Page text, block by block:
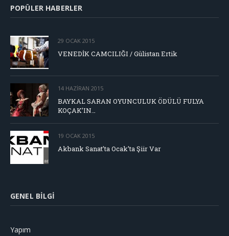
POPÜLER HABERLER
29 OCAK 2015
VENEDİK CAMCILIĞI / Gülistan Ertik
14 HAZIRAN 2015
BAYKAL SARAN OYUNCULUK ÖDÜLÜ FULYA
KOÇAK’IN…
19 OCAK 2015
Akbank Sanat’ta Ocak’ta Şiir Var
GENEL BILGI
Yapım